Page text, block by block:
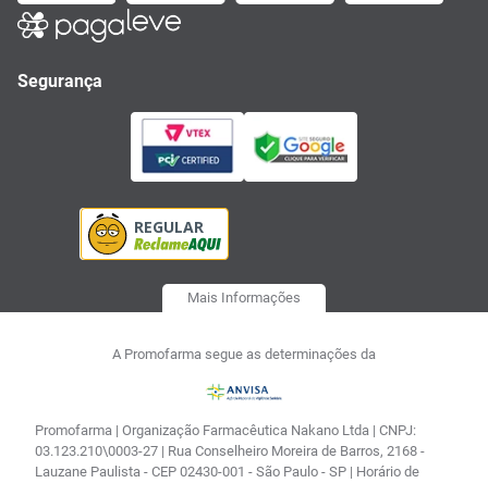
Segurança
Mais Informações
A Promofarma segue as determinações da
Promofarma | Organização Farmacêutica Nakano Ltda | CNPJ:
03.123.210\0003-27 | Rua Conselheiro Moreira de Barros, 2168 -
Lauzane Paulista - CEP 02430-001 - São Paulo - SP | Horário de